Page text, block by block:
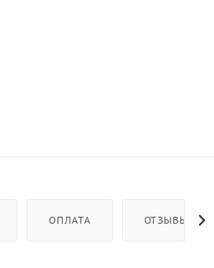
ОПЛАТА ОТЗЫВЫ